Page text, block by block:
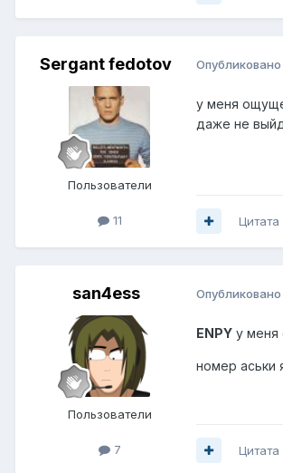
Sergant fedotov
Пользователи
11
Опубликовано
у меня
даже не
Цитата
san4ess
Пользователи
7
Опубликовано
ENPY у меня
номер аськи
Цитата